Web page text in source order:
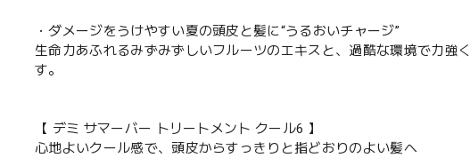
・ダメージをうけやすい夏の頭皮と髪に“うるおいチャージ”
生命力あふれるみずみずしいフルーツのエキスと、過酷な環境で力強
す。
【 デミ サマーバー トリートメント クール6 】
心地よいクール感で、頭皮からすっきりと指どおりのよい髪へ